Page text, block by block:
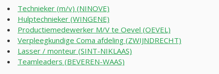
Technieker (m/v) (NINOVE)
Hulptechnieker (WINGENE)
Productiemedewerker M/V te Oevel (OEVEL)
Verpleegkundige Coma afdeling (ZWIJNDRECHT)
Lasser / monteur (SINT-NIKLAAS)
Teamleaders (BEVEREN-WAAS)